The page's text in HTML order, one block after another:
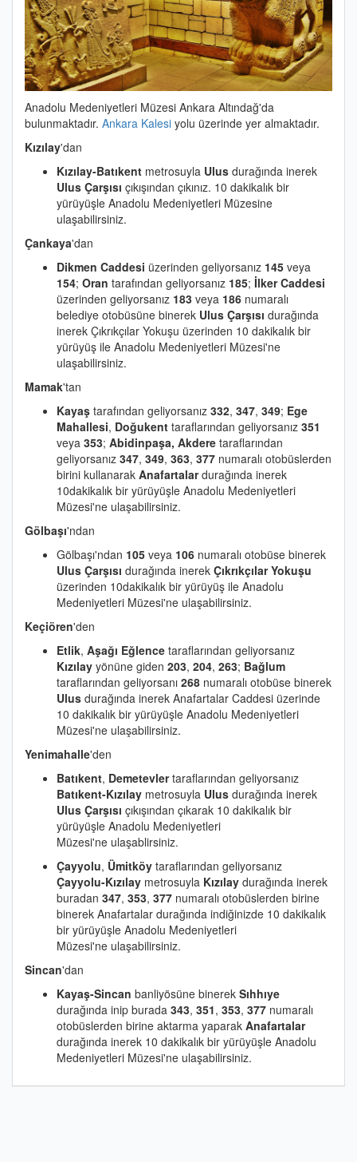
Anadolu Medeniyetleri Müzesi Ankara Altındağ'da
bulunmaktadır. Ankara Kalesi yolu üzerinde yer almaktadır.
Kızılay'dan
Kızılay-Batıkent metrosuyla Ulus durağında inerek
Ulus Çarşısı çıkışından çıkınız. 10 dakikalık bir
yürüyüşle Anadolu Medeniyetleri Müzesine
ulaşabilirsiniz.
Çankaya'dan
Dikmen Caddesi üzerinden geliyorsanız 145 veya
154; Oran tarafından geliyorsanız 185; İlker Caddesi
üzerinden geliyorsanız 183 veya 186 numaralı
belediye otobüsüne binerek Ulus Çarşısı durağında
inerek Çıkrıkçılar Yokuşu üzerinden 10 dakikalık bir
yürüyüş ile Anadolu Medeniyetleri Müzesi'ne
ulaşabilirsiniz.
Mamak'tan
Kayaş tarafından geliyorsanız 332, 347, 349; Ege
Mahallesi, Doğukent taraflarından geliyorsanız 351
veya 353; Abidinpaşa, Akdere taraflarından
geliyorsanız 347, 349, 363, 377 numaralı otobüslerden
birini kullanarak Anafartalardurağında inerek
10dakikalık bir yürüyüşle Anadolu Medeniyetleri
Müzesi'ne ulaşabilirsiniz.
Gölbaşı'ndan
Gölbaşı'ndan 105 veya 106 numaralı otobüse binerek
Ulus Çarşısı durağında inerek Çıkrıkçılar Yokuşu
üzerinden 10dakikalık bir yürüyüş ile Anadolu
Medeniyetleri Müzesi'ne ulaşabilirsiniz.
Keçiören'den
Etlik, Aşağı Eğlence taraflarından geliyorsanız
Kızılay yönüne giden 203, 204, 263; Bağlum
taraflarından geliyorsanı 268 numaralı otobüse binerek
Ulus durağında inerek Anafartalar Caddesi üzerinde
10 dakikalık bir yürüyüşle Anadolu Medeniyetleri
Müzesi'ne ulaşabilirsiniz.
Yenimahalle'den
Batıkent, Demetevlertaraflarından geliyorsanız
Batıkent-Kızılay metrosuyla Ulus durağında inerek
Ulus Çarşısı çıkışından çıkarak 10 dakikalık bir
yürüyüşle Anadolu Medeniyetleri
Müzesi'ne ulaşablirsiniz.
Çayyolu, Ümitköy taraflarından geliyorsanız
Çayyolu-Kızılay metrosuyla Kızılay durağında inerek
buradan 347, 353, 377 numaralı otobüslerden birine
binerek Anafartalar durağında indiğinizde 10 dakikalık
bir yürüyüşle Anadolu Medeniyetleri
Müzesi'ne ulaşabilirsiniz.
Sincan'dan
Kayaş-Sincan banliyösüne binerek Sıhhıye
durağında inip burada 343, 351, 353, 377 numaralı
otobüslerden birine aktarma yaparak Anafartalar
durağında inerek 10 dakikalık bir yürüyüşle Anadolu
Medeniyetleri Müzesi'ne ulaşabilirsiniz.